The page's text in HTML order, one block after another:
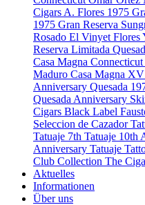
Cigars A. Flores 1975
1975 Gran Reserva
Rosado El Vinyet Flores
Reserva Limitada
Casa Magna Connecticut
Maduro Casa Magna
Anniversary Quesada
Quesada Anniversary
Cigars Black Label
Seleccion de Cazador
Tatuaje 7th Tatuaje 10th
Anniversary Tatuaje
Club Collection The
Aktuelles
Informationen
Über uns